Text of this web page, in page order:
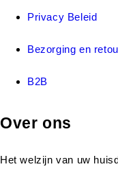
Privacy Beleid
Bezorging en
B2B
Over ons
Het welzijn van uw